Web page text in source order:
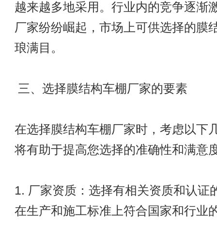
越来越多地采用。行业内的竞争逐渐
厂家纷纷崛起，市场上可供选择的膜
琅满目。
三、选择膜结构车棚厂家的要素
在选择膜结构车棚厂家时，考虑以下
将有助于提高您选择的准确性和满意
1. 厂家资质：选择有相关资质和认证
在生产和施工标准上符合国家和行业